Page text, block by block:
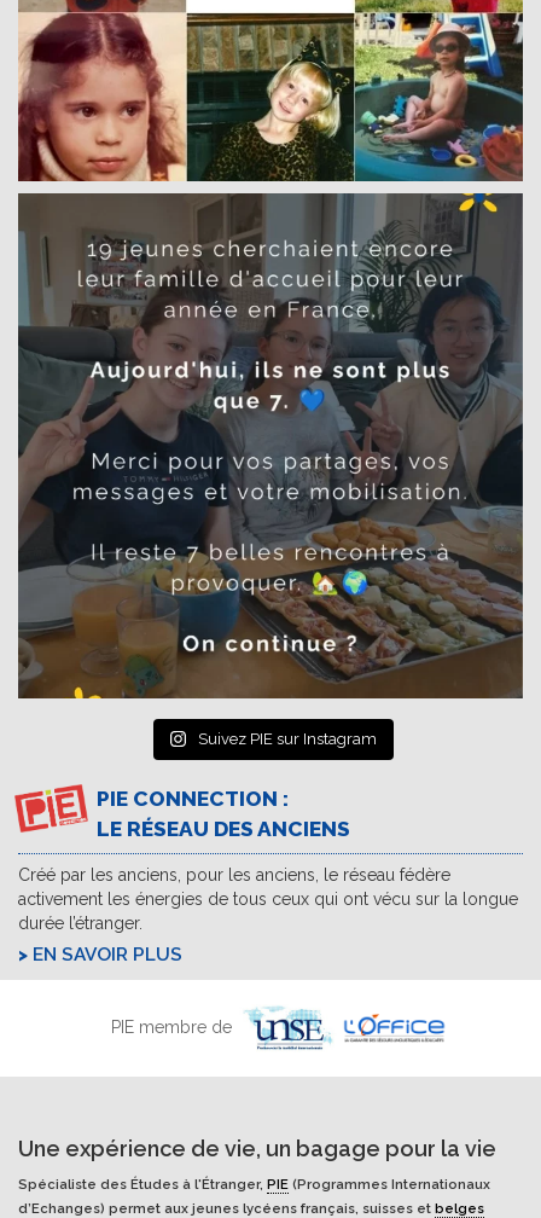
Suivez PIE sur Instagram
PIE CONNECTION :
LE RÉSEAU DES ANCIENS
Créé par les anciens, pour les anciens, le réseau fédère
activement les énergies de tous ceux qui ont vécu sur la longue
durée l’étranger.
EN SAVOIR PLUS
PIE membre de
Une expérience de vie, un bagage pour la vie
Spécialiste des Études à l'Étranger, PIE (Programmes Internationaux
d’Echanges) permet aux jeunes lycéens français, suisses et belges